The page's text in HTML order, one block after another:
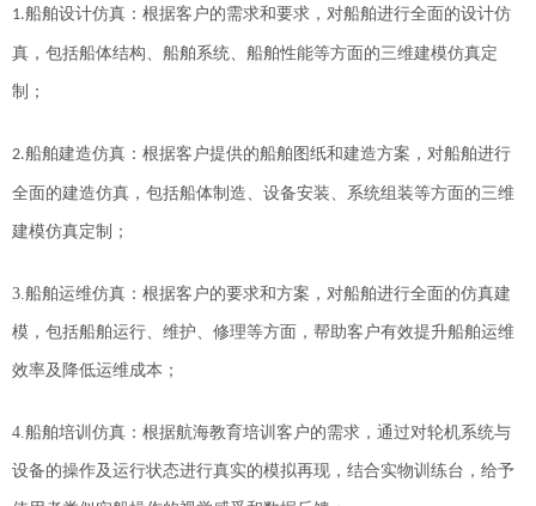
1.船舶设计仿真：根据客户的需求和要求，对船舶进行全面的设计仿
真，包括船体结构、船舶系统、船舶性能等方面的三维建模仿真定
制；
2.船舶建造仿真：根据客户提供的船舶图纸和建造方案，对船舶进行
全面的建造仿真，包括船体制造、设备安装、系统组装等方面的三维
建模仿真定制；
3. 船舶运维仿真：根据客户的要求和方案，对船舶进行全面的仿真建
模 ，包括船舶运行、维护、修理等方面， 帮助客户有效提升船舶运维
效率及降低运维成本；
4. 船舶培训仿真：根据航海教育培训客户的需求，通过对轮机系统与
设备的操作及运行状态进行真实的模拟再现，结合实物训练台，给予